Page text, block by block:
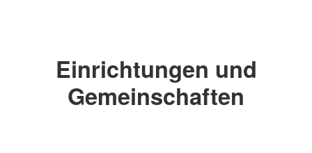
Einrichtungen und
Gemeinschaften